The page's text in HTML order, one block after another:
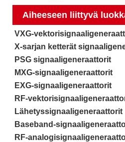
Aiheeseen liittyvä
VXG-
X-sarjan ketterät
PSG signaaligeneraattorit
MXG-signaaligeneraattorit
EXG-signaaligeneraattorit
RF-
Lähetyssignaaligeneraattorit
Baseband-
RF-